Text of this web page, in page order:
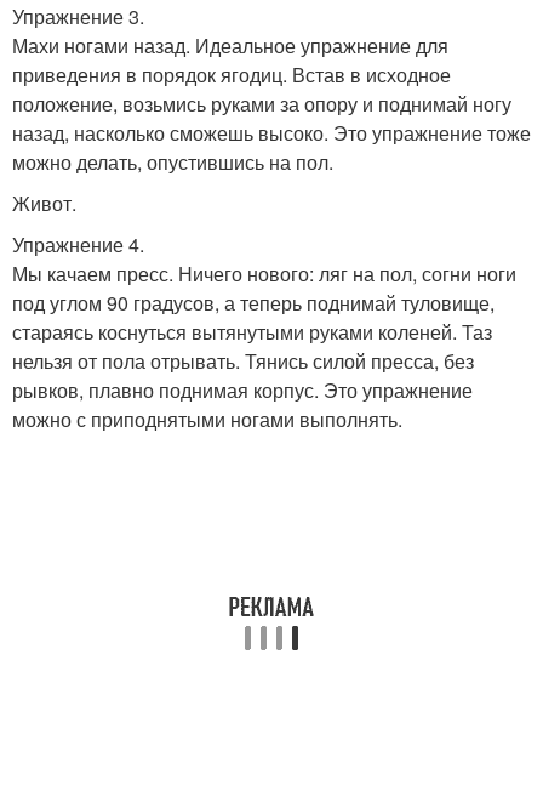
Упражнение 3.
Махи ногами назад. Идеальное упражнение для
приведения в порядок ягодиц. Встав в исходное
положение, возьмись руками за опору и поднимай ногу
назад, насколько сможешь высоко. Это упражнение тоже
можно делать, опустившись на пол.
Живот.
Упражнение 4.
Мы качаем пресс. Ничего нового: ляг на пол, согни ноги
под углом 90 градусов, а теперь поднимай туловище,
стараясь коснуться вытянутыми руками коленей. Таз
нельзя от пола отрывать. Тянись силой пресса, без
рывков, плавно поднимая корпус. Это упражнение
можно с приподнятыми ногами выполнять.